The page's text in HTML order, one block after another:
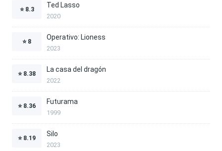
⭐ 8.3
Ted Lasso
2020
⭐ 8
Operativo: Lioness
2023
⭐ 8.38
La casa del dragón
2022
⭐ 8.36
Futurama
1999
⭐ 8.19
Silo
2023